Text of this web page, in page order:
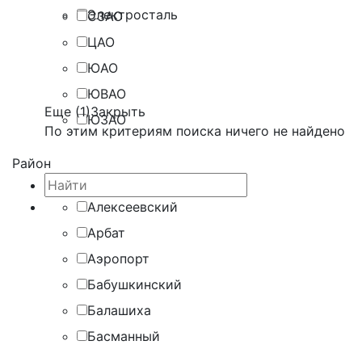
Электросталь
СЗАО
ЦАО
ЮАО
ЮВАО
ЮЗАО
Еще (1)Закрыть
По этим критериям поиска ничего не найдено
Район
Алексеевский
Арбат
Аэропорт
Бабушкинский
Балашиха
Басманный